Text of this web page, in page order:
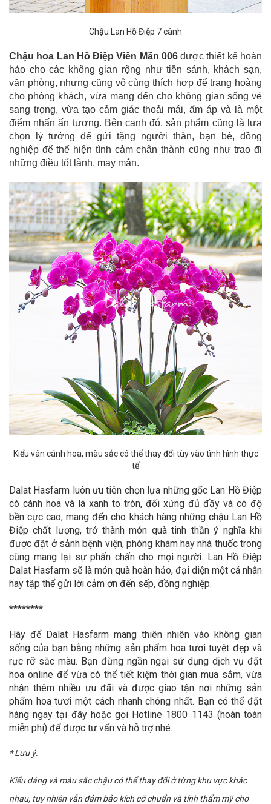
Chậu Lan Hồ Điệp 7 cành
Chậu hoa Lan Hồ Điệp Viên Mãn 006 được thiết kế hoàn
hảo cho các không gian rộng như tiền sảnh, khách sạn,
văn phòng, nhưng cũng vô cùng thích hợp để trang hoàng
cho phòng khách, vừa mang đến cho không gian sống vẻ
sang trọng, vừa tạo cảm giác thoải mái, ấm áp và là một
điểm nhấn ấn tượng. Bên cạnh đó, sản phẩm cũng là lựa
chọn lý tưởng để gửi tặng người thân, bạn bè, đồng
nghiệp để thể hiện tình cảm chân thành cũng như trao đi
những điều tốt lành, may mắn.
Kiểu vân cánh hoa, màu sắc có thể thay đổi tùy vào tình hình thực
tế
Dalat Hasfarm luôn ưu tiên chọn lựa những gốc Lan Hồ Điệp
có cánh hoa và lá xanh to tròn, đối xứng đủ đầy và có độ
bền cực cao, mang đến cho khách hàng những chậu Lan Hồ
Điệp chất lượng, trở thành món quà tinh thần ý nghĩa khi
được đặt ở sảnh bệnh viện, phòng khám hay nhà thuốc trong
cũng mang lại sự phấn chấn cho mọi người. Lan Hồ Điệp
Dalat Hasfarm sẽ là món quà hoàn hảo, đại diện một cá nhân
hay tập thể gửi lời cảm ơn đến sếp, đồng nghiệp.
********
Hãy để Dalat Hasfarm mang thiên nhiên vào không gian
sống của bạn bằng những sản phẩm hoa tươi tuyệt đẹp và
rực rỡ sắc màu. Bạn đừng ngần ngại sử dụng dịch vụ đặt
hoa online để vừa có thể tiết kiệm thời gian mua sắm, vừa
nhận thêm nhiều ưu đãi và được giao tận nơi những sản
phẩm hoa tươi một cách nhanh chóng nhất. Bạn có thể đặt
hàng ngay tại đây hoặc gọi Hotline 1800 1143 (hoàn toàn
miễn phí) để được tư vấn và hỗ trợ nhé.
* Lưu ý:
Kiểu dáng và màu sắc chậu có thể thay đổi ở từng khu vực khác
nhau, tuy nhiên vẫn đảm bảo kích cỡ chuẩn và tính thẩm mỹ cho